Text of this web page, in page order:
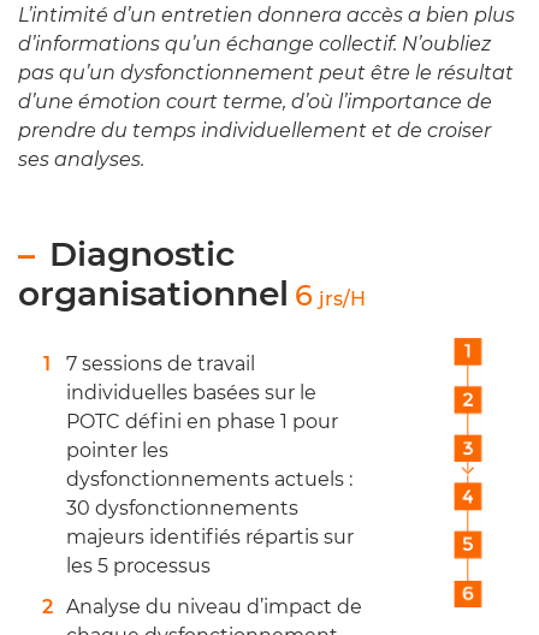
L’intimité d’un entretien donnera accès a bien plus
d’informations qu’un échange collectif. N’oubliez
pas qu’un dysfonctionnement peut être le résultat
d’une émotion court terme, d’où l’importance de
prendre du temps individuellement et de croiser
ses analyses.
Diagnostic
organisationnel 6 jrs/H
7 sessions de travail
individuelles basées sur le
POTC défini en phase 1 pour
pointer les
dysfonctionnements actuels :
30 dysfonctionnements
majeurs identifiés répartis sur
les 5 processus
Analyse du niveau d’impact de